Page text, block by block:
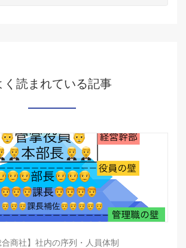
く読まれている記事
合商社】社内の序列・人員体制